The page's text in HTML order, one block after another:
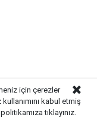
altyapı
çalışmaların
için çerezler
kabul etmiş
tıklayınız.